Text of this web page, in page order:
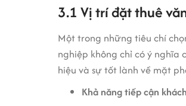
3.1 Vị trí đặt thuê
Một trong những tiêu chí
nghiệp không chỉ có ý
hiệu và sự tốt lành về mặt
Khả năng tiếp cận